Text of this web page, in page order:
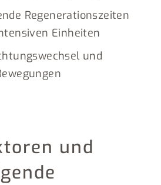
Regenerationszeiten
Einheiten
und
und